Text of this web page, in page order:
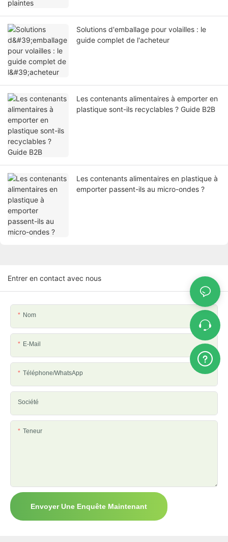
Solutions d'emballage pour volailles : le
guide complet de l'acheteur
Les contenants alimentaires à emporter en
plastique sont-ils recyclables ? Guide B2B
Les contenants alimentaires en plastique à
emporter passent-ils au micro-ondes ?
Entrer en contact avec nous
Nom
E-Mail
Téléphone/WhatsApp
Société
Teneur
Envoyer Une Enquête Maintenant